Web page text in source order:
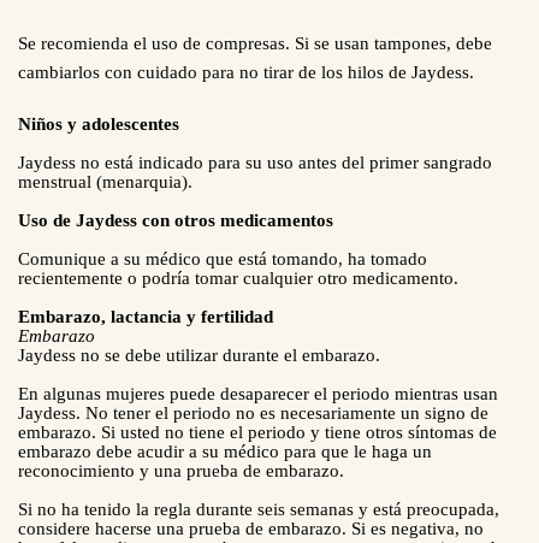
Se recomienda el uso de compresas. Si se usan tampones, debe
cambiarlos con cuidado para no tirar de los hilos de Jaydess.
Niños y adolescentes
Jaydess no está indicado para su uso antes del primer sangrado
menstrual (menarquia).
Uso de Jaydess con otros medicamentos
Comunique a su médico que está tomando, ha tomado
recientemente o podría tomar cualquier otro medicamento.
Embarazo, lactancia y fertilidad
Embarazo
Jaydess no se debe utilizar durante el embarazo.
En algunas mujeres puede desaparecer el periodo mientras usan
Jaydess. No tener el periodo no es necesariamente un signo de
embarazo. Si usted no tiene el periodo y tiene otros síntomas de
embarazo debe acudir a su médico para que le haga un
reconocimiento y una prueba de embarazo.
Si no ha tenido la regla durante seis semanas y está preocupada,
considere hacerse una prueba de embarazo. Si es negativa, no